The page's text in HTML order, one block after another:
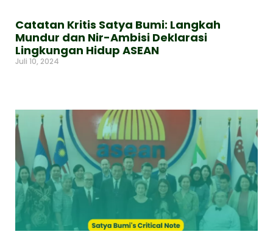
Catatan Kritis Satya Bumi: Langkah
Mundur dan Nir-Ambisi Deklarasi
Lingkungan Hidup ASEAN
Juli 10, 2024